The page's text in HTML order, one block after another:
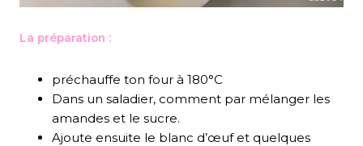
La préparation :
préchauffe ton four à 180°C
Dans un saladier, comment par mélanger les
amandes et le sucre.
Ajoute ensuite le blanc d’œuf et quelques